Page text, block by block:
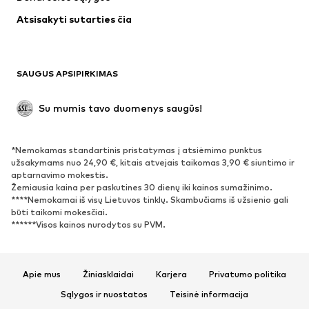
Apatiniai
Paltai
Proginiai
Išskirtiniai
BATAI
Naujienos
Sportbačiai
Aulinukai
Batai su kulniukais
Auliniai batai
Įsispiriami bateliai
Šlepetės
Atsisakyti sutarties čia
SAUGUS APSIPIRKIMAS
Su mumis tavo duomenys saugūs!
*Nemokamas standartinis pristatymas į atsiėmimo punktus
užsakymams nuo 24,90 €, kitais atvejais taikomas 3,90 € siuntimo ir
aptarnavimo mokestis.
Žemiausia kaina per paskutines 30 dienų iki kainos sumažinimo.
****Nemokamai iš visų Lietuvos tinklų. Skambučiams iš užsienio gali
būti taikomi mokesčiai.
******Visos kainos nurodytos su PVM.
Apie mus Žiniasklaidai Karjera
Privatumo politika
Sąlygos ir nuostatos
Teisinė informacija